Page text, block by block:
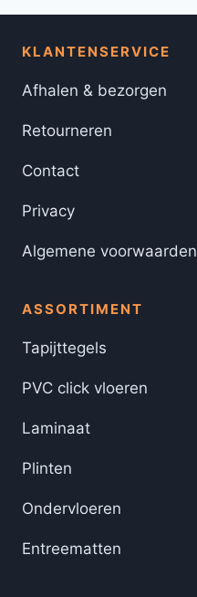
KLANTENSERVICE
Afhalen & bezorgen
Retourneren
Contact
Privacy
Algemene voorwaarden
ASSORTIMENT
Tapijttegels
PVC click vloeren
Laminaat
Plinten
Ondervloeren
Entreematten